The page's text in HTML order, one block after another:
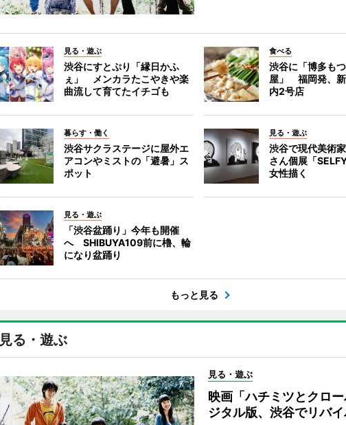
見る・遊ぶ
渋谷にすとぷり「縁日かふ
ぇ」 メンカラたこやきや楽
曲流して育てたイチゴも
食べる
渋谷に「博多も
屋」 福岡発、
内2号店
暮らす・働く
渋谷サクラステージに屋外エ
アコンやミストの「避暑」ス
ポット
見る・遊ぶ
渋谷で現代美術
さん個展「
女性描く
見る・遊ぶ
「渋谷盆踊り」今年も開催
へ SHIBUYA109前に櫓、輪
になり盆踊り
もっと見る
見る・遊ぶ
見る・遊ぶ
映画「ハチミツとクロ
ジタル版、渋谷でリバ